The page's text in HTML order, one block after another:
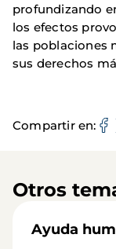
profundizando
los efectos
las poblaciones
sus derechos
Compartir en
Otros
Ayuda